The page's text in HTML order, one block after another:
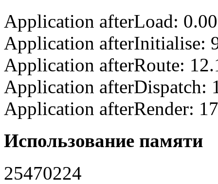
Application afterLoad:
Application afterInitialise:
Application afterRoute:
Application afterDispatch:
Application afterRender:
Использование памяти
25470224